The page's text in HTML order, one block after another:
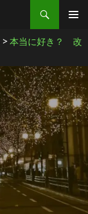
> 本当に好き？ 改